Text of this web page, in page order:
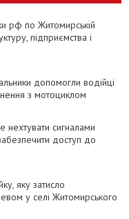
рф по Житомирській
підприємства і
допомогли водійці
з мотоциклом
нехтувати сигналами
доступ до
яку затисло
у селі Житомирського